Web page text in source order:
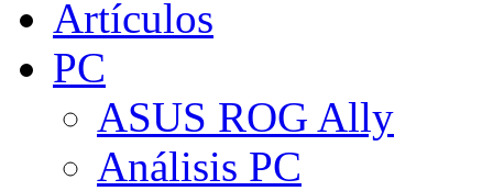
Artículos
PC
ASUS ROG Ally
Análisis PC